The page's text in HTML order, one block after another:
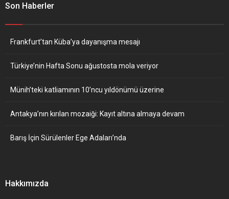
Son Haberler
Frankfurt’tan Küba’ya dayanışma mesajı
Türkiye’nin Hafta Sonu ağustosta mola veriyor
Münih’teki katliamının 10’ncu yıldönümü üzerine
Antakya’nın kırılan mozaiği: Kayıt altına almaya devam
Barış İçin Sürülenler Ege Adaları’nda
Hakkımızda